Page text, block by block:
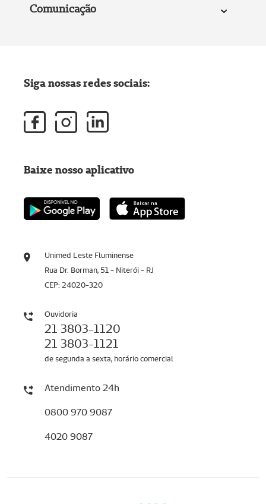
Comunicação
Unimed Leste Fluminense
Rua Dr. Borman, 51 - Niterói - RJ
CEP: 24020-320
Ouvidoria
21 3803-1120
21 3803-1121
de segunda a sexta, horário comercial
Atendimento 24h
0800 970 9087
4020 9087
Siga nossas redes sociais:
Baixe nosso aplicativo